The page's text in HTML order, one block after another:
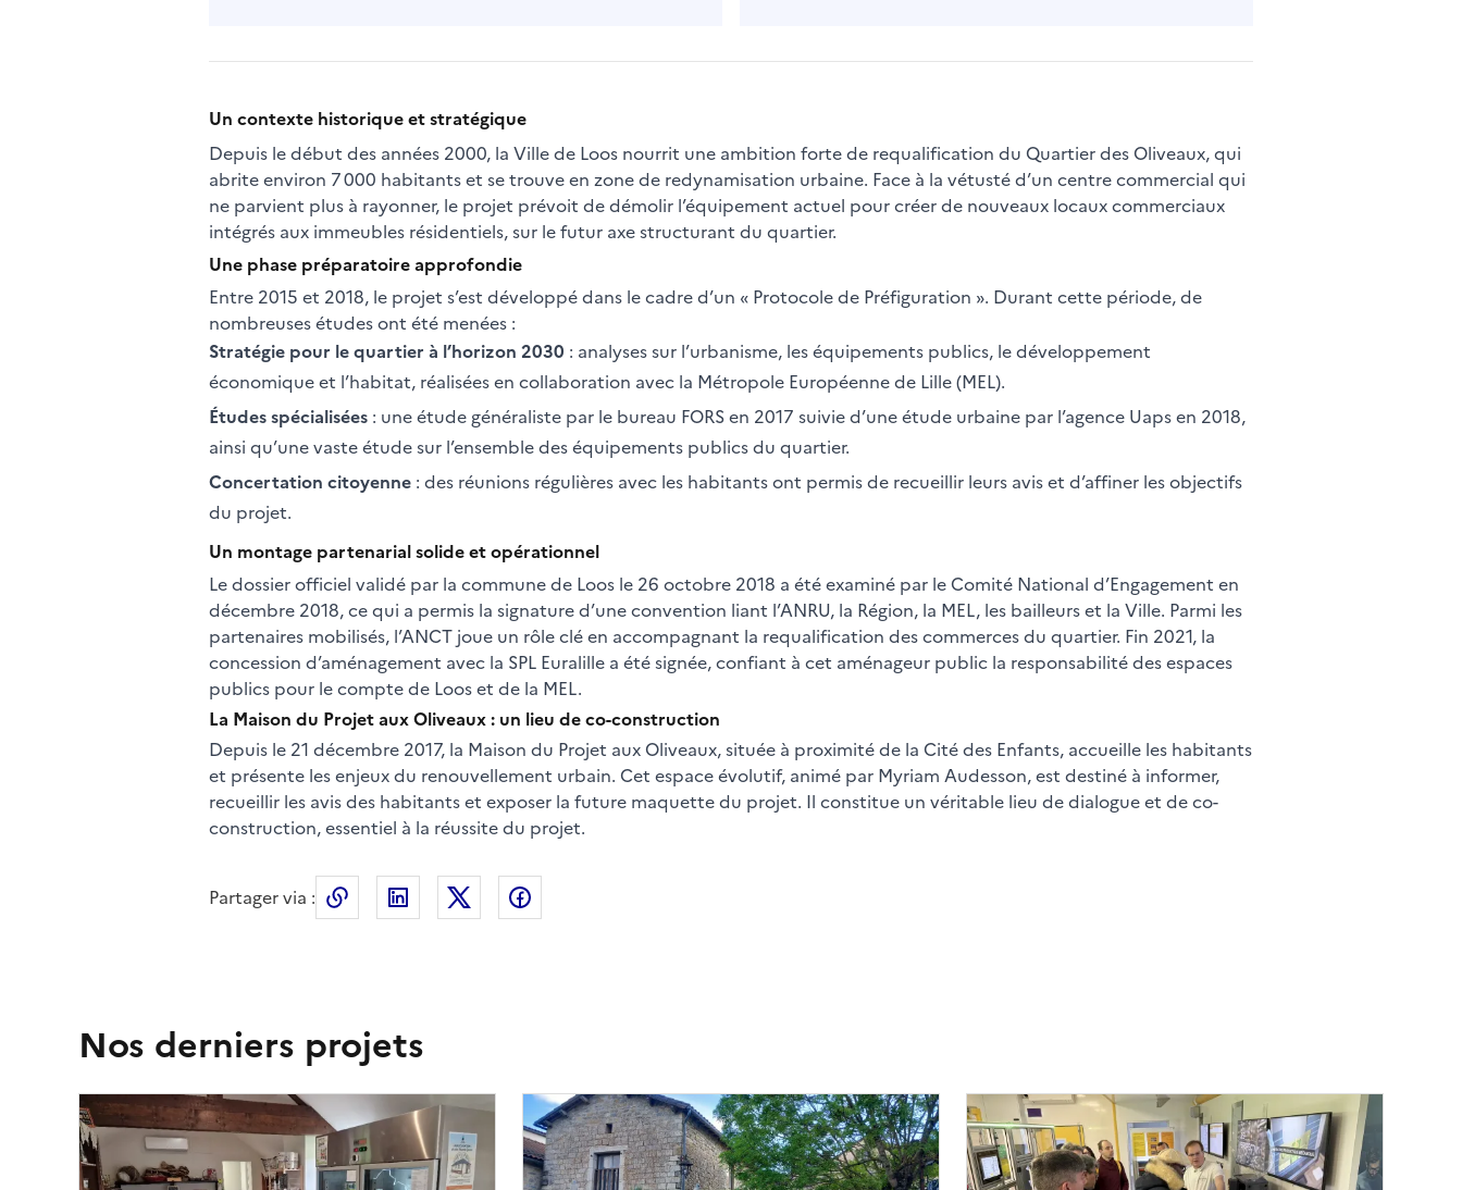
Un contexte historique et stratégique
Depuis le début des années 2000, la Ville de Loos nourrit une ambition forte de requalification du Quartier des Oliveaux, qui
abrite environ 7 000 habitants et se trouve en zone de redynamisation urbaine. Face à la vétusté d’un centre commercial qui
ne parvient plus à rayonner, le projet prévoit de démolir l’équipement actuel pour créer de nouveaux locaux commerciaux
intégrés aux immeubles résidentiels, sur le futur axe structurant du quartier.
Une phase préparatoire approfondie
Entre 2015 et 2018, le projet s’est développé dans le cadre d’un « Protocole de Préfiguration ». Durant cette période, de
nombreuses études ont été menées :
Stratégie pour le quartier à l’horizon 2030 : analyses sur l’urbanisme, les équipements publics, le développement
économique et l’habitat, réalisées en collaboration avec la Métropole Européenne de Lille (MEL).
Études spécialisées : une étude généraliste par le bureau FORS en 2017 suivie d’une étude urbaine par l’agence Uaps en 2018,
ainsi qu’une vaste étude sur l’ensemble des équipements publics du quartier.
Concertation citoyenne : des réunions régulières avec les habitants ont permis de recueillir leurs avis et d’affiner les objectifs
du projet.
Un montage partenarial solide et opérationnel
Le dossier officiel validé par la commune de Loos le 26 octobre 2018 a été examiné par le Comité National d’Engagement en
décembre 2018, ce qui a permis la signature d’une convention liant l’ANRU, la Région, la MEL, les bailleurs et la Ville. Parmi les
partenaires mobilisés, l’ANCT joue un rôle clé en accompagnant la requalification des commerces du quartier. Fin 2021, la
concession d’aménagement avec la SPL Euralille a été signée, confiant à cet aménageur public la responsabilité des espaces
publics pour le compte de Loos et de la MEL.
La Maison du Projet aux Oliveaux : un lieu de co-construction
Depuis le 21 décembre 2017, la Maison du Projet aux Oliveaux, située à proximité de la Cité des Enfants, accueille les habitants
et présente les enjeux du renouvellement urbain. Cet espace évolutif, animé par Myriam Audesson, est destiné à informer,
recueillir les avis des habitants et exposer la future maquette du projet. Il constitue un véritable lieu de dialogue et de co-
construction, essentiel à la réussite du projet.
Partager via : Copier le lien de la page dans le presse-papier
LinkedIn
Nos derniers projets